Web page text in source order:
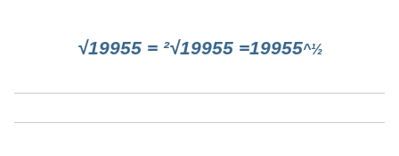
√19955 = ²√19955 =19955^½